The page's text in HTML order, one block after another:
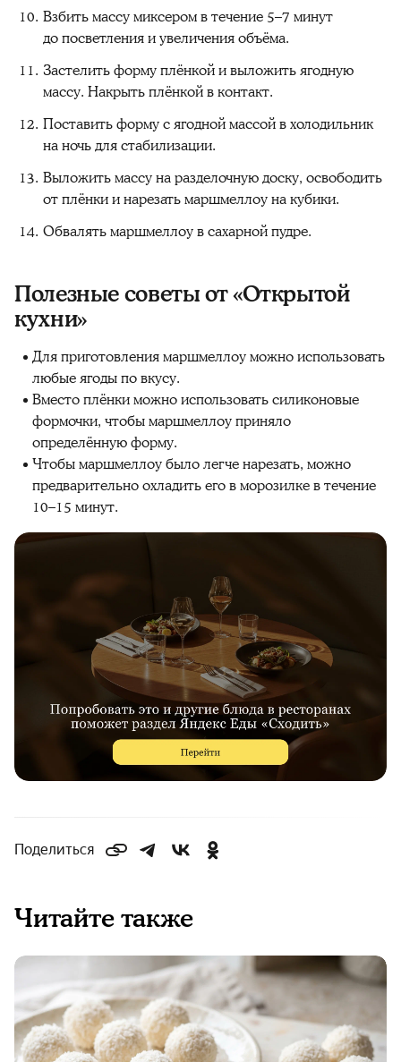
Взбить массу миксером в течение 5–7 минут
до посветления и увеличения объёма.
Застелить форму плёнкой и выложить ягодную
массу. Накрыть плёнкой в контакт.
Поставить форму с ягодной массой в холодильник
на ночь для стабилизации.
Выложить массу на разделочную доску, освободить
от плёнки и нарезать маршмеллоу на кубики.
Обвалять маршмеллоу в сахарной пудре.
Полезные советы от «Открытой
кухни»
Для приготовления маршмеллоу можно использовать
любые ягоды по вкусу.
Вместо плёнки можно использовать силиконовые
формочки, чтобы маршмеллоу приняло
определённую форму.
Чтобы маршмеллоу было легче нарезать, можно
предварительно охладить его в морозилке в течение
10–15 минут.
Поделиться
Читайте также